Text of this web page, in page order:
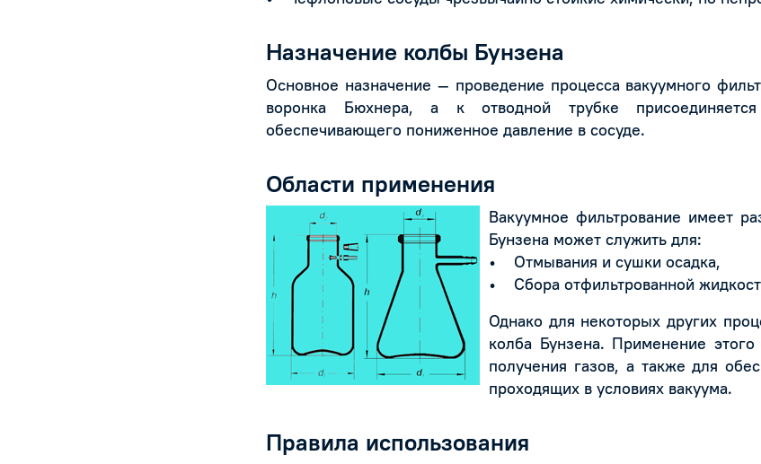
Назначение колбы Бунзена
Основное назначение — проведение процесса вакуумного
воронка Бюхнера, а к отводной трубке
обеспечивающего пониженное давление в сосуде.
Области применения
Вакуумное фильтрование имеет
Бунзена может служить для:
• Отмывания и сушки осадка,
• Сбора отфильтрованной
Однако для некоторых других
колба Бунзена. Применение
получения газов, а также для
проходящих в условиях вакуума.
Правила использования